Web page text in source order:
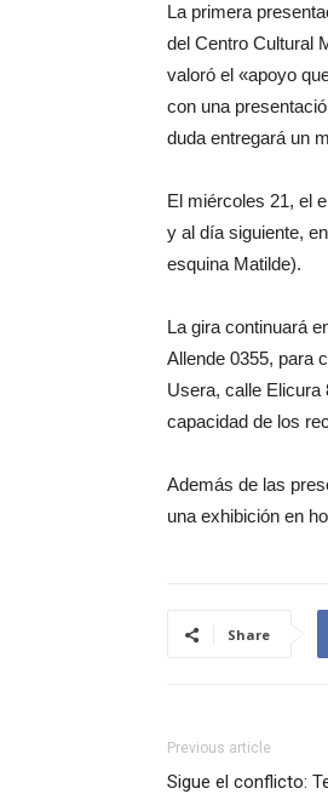
La primera
del Centro Cultural
valoró el «apoyo
con una
duda entregará un
El miércoles 21, el
y al día siguiente,
esquina Matilde).
La gira continuará
Allende 0355, para
Usera, calle Elicura
capacidad de los
Además de las
una exhibición en
Share
Previous article
Sigue el conflicto: